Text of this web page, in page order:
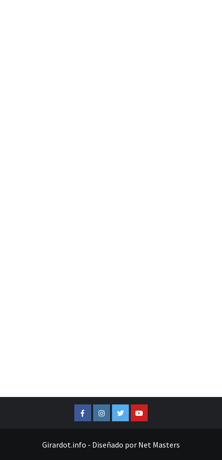
FacebookInstagramTwitterYoutube
Girardot.info - Diseñado por Net Masters